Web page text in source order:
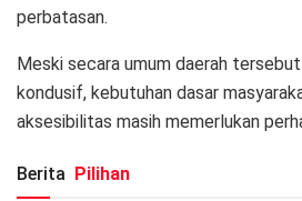
perbatasan.
Meski secara umum daerah
kondusif, kebutuhan dasar
aksesibilitas masih memerlukan
Berita Pilihan